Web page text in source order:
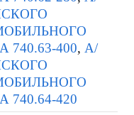
740.63-400, А/
740.64-420